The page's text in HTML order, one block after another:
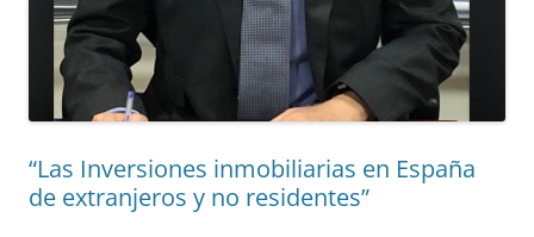
“Las Inversiones inmobiliarias en España
de extranjeros y no residentes”